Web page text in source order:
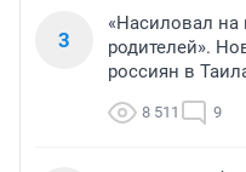
3
«Насиловал на
родителей».
россиян в
8 511 9